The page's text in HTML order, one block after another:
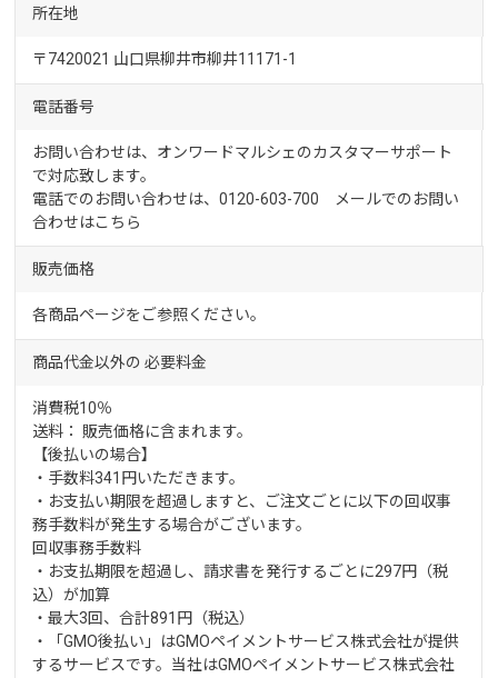
所在地
〒7420021 山口県柳井市柳井11171-1
電話番号
お問い合わせは、オンワードマルシェのカスタマーサポート
で対応致します。
電話でのお問い合わせは、0120-603-700 メールでのお問い
合わせはこちら
販売価格
各商品ページをご参照ください。
商品代金以外の 必要料金
消費税10％
送料： 販売価格に含まれます。
【後払いの場合】
・手数料341円いただきます。
・お支払い期限を超過しますと、ご注文ごとに以下の回収事
務手数料が発生する場合がございます。
回収事務手数料
・お支払期限を超過し、請求書を発行するごとに297円（税
込）が加算
・最大3回、合計891円（税込）
・「GMO後払い」はGMOペイメントサービス株式会社が提供
するサービスです。当社はGMOペイメントサービス株式会社